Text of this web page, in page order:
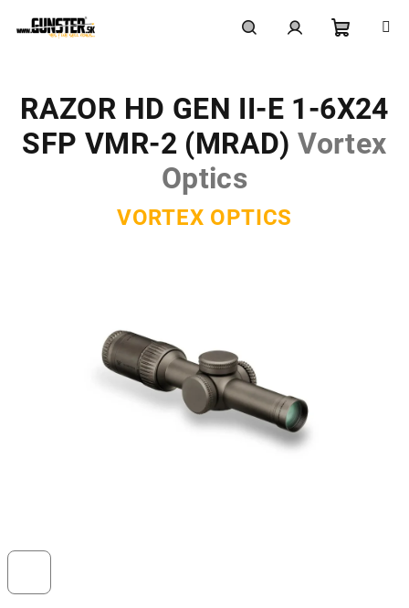
košík
RAZOR HD GEN II-E 1-6X24
SFP VMR-2 (MRAD)Vortex
Optics
VORTEX OPTICS